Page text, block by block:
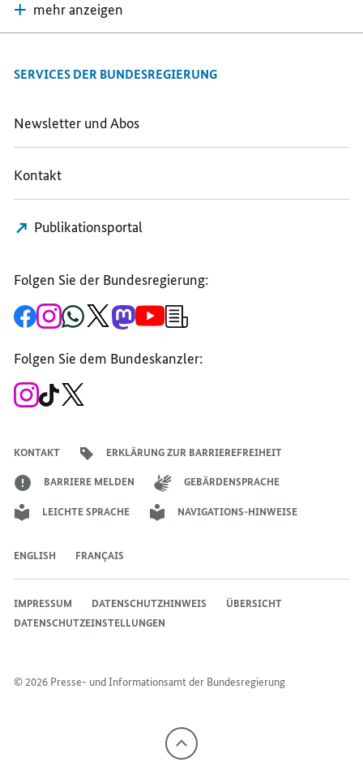
mehr anzeigen
SERVICES DER BUNDESREGIERUNG
Newsletter und Abos
Kontakt
Publikationsportal
Folgen Sie der Bundesregierung:
Zur
Facebook-
Bundesregierung
Zum
Instagram-
der
Bundesregierung
Zum
WhatsApp-
der
Bundesregierung
Zum
X-
Regierungssprechers
Zum
Mastodon-
der
Bundesregierung
Zum
YouTube-
Bundesregierung
Anmeldung
Folgen Sie dem Bundeskanzler:
Zum
Instagram-
Zum
TikTok-
KONTAKT ERKLÄRUNG ZUR BARRIEREFREIHEIT
BARRIERE MELDEN GEBÄRDENSPRACHE
LEICHTE SPRACHE NAVIGATIONS-HINWEISE
ENGLISH FRANÇAIS
© 2026 Presse- und Informationsamt der Bundesregierung
IMPRESSUM DATENSCHUTZHINWEIS
ÜBERSICHT
DATENSCHUTZEINSTELLUNGEN
Nach
oben